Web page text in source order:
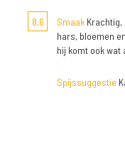
8,6 Smaak Krachtig,
hars, bloemen
hij komt ook wat
Spijssuggestie